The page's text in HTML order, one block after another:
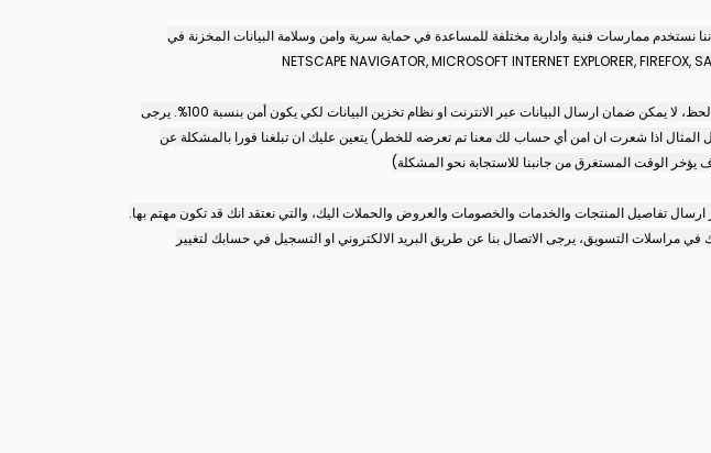
ممارسات فنية وادارية مختلفة للمساعدة في حماية سرية وامن وسلامة البيانات المخزنة في
نحن نستخدم اجراءات تنظيمية وفنية وادارية على قدر الامكان لحماية معلومات PII التي تكون تحت سيطرتنا. ولكن لسوء الحظ، لا يمكن ضمان ارسال البيانات عبر الانترنت او نظام تخزين البيانات لكي يكون أمن بنسبة 100%. يرجى
المثال اذا شعرت ان امن أي حساب لك معنا تم تعرضه للخطر) يتعين عليك ان تبلغنا فورا بالمشكلة عن
يؤخر الوقت المستغرق من جانبنا للاستجابة نحو المشكلة)
تفاصيل المنتجات والخدمات والخصومات والعروض والحملات اليك، والتي نعتقد انك قد تكون مهتم بها.
مراسلات التسويق، يرجى الاتصال بنا عن طريق البريد الالكتروني او التسجيل في حسابك لتغيير